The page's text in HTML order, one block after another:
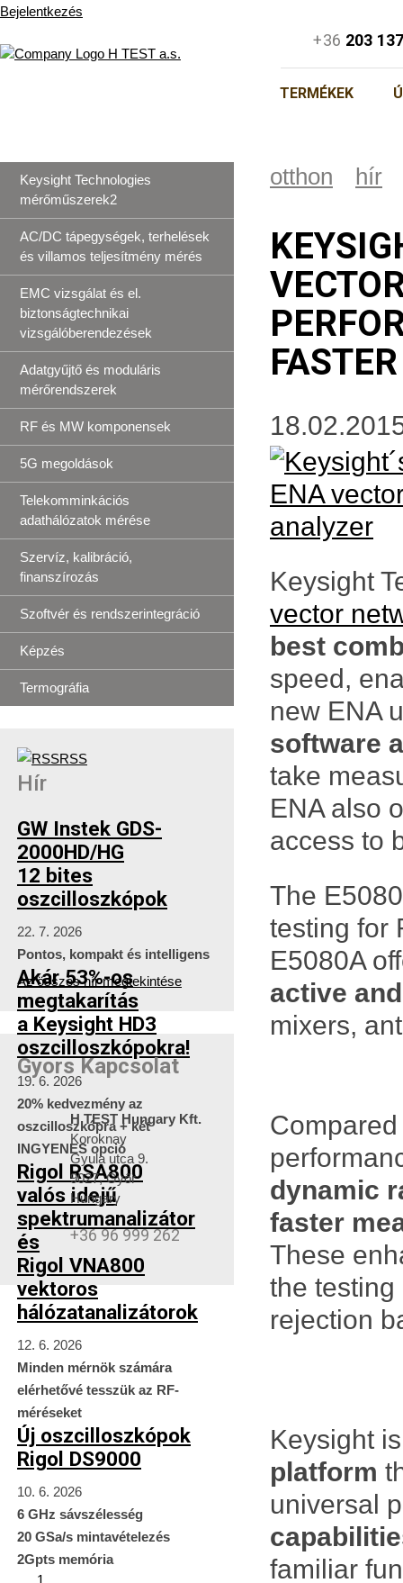
+36 203
TERMÉKEK
Bejelentkezés
otthon hír
Keysight
vector
best
speed,
new ENA
software
take
ENA also
access to
The
testing for
E5080A
active
mixers,
dynamic
faster
These
the
rejection
Keysight
platform
universal
familiar
Keysight Technologies
mérőműszerek2
AC/DC tápegységek, terhelések
és villamos teljesítmény mérés
EMC vizsgálat és el.
biztonságtechnikai
vizsgálóberendezések
Adatgyűjtő és moduláris
mérőrendszerek
RF és MW komponensek
5G megoldások
Telekomminkációs
adathálózatok mérése
Szervíz, kalibráció,
finanszírozás
Szoftvér és rendszerintegráció
Képzés
Termográfia
RSS
Hír
GW Instek GDS-
2000HD/HG
12 bites
oszcilloszkópok
22. 7. 2026
Pontos, kompakt és intelligens
Akár 53%-os
megtakarítás
a Keysight HD3
oszcilloszkópokra!
19. 6. 2026
20% kedvezmény az
oszcilloszkópra + két
INGYENES opció
Rigol RSA800
valós idejű
spektrumanalizátor
és
Rigol VNA800
vektoros
hálózatanalizátorok
12. 6. 2026
Minden mérnök számára
elérhetővé tesszük az RF-
méréseket
Új oszcilloszkópok
Rigol DS9000
10. 6. 2026
6 GHz sávszélesség
20 GSa/s mintavételezés
2Gpts memória
1
Az összes hír megtekintése
Gyors Kapcsolat
H TEST Hungary Kft.
Koroknay
Gyula utca 9.
9027, Győr
Hungary
+36 96 999 262